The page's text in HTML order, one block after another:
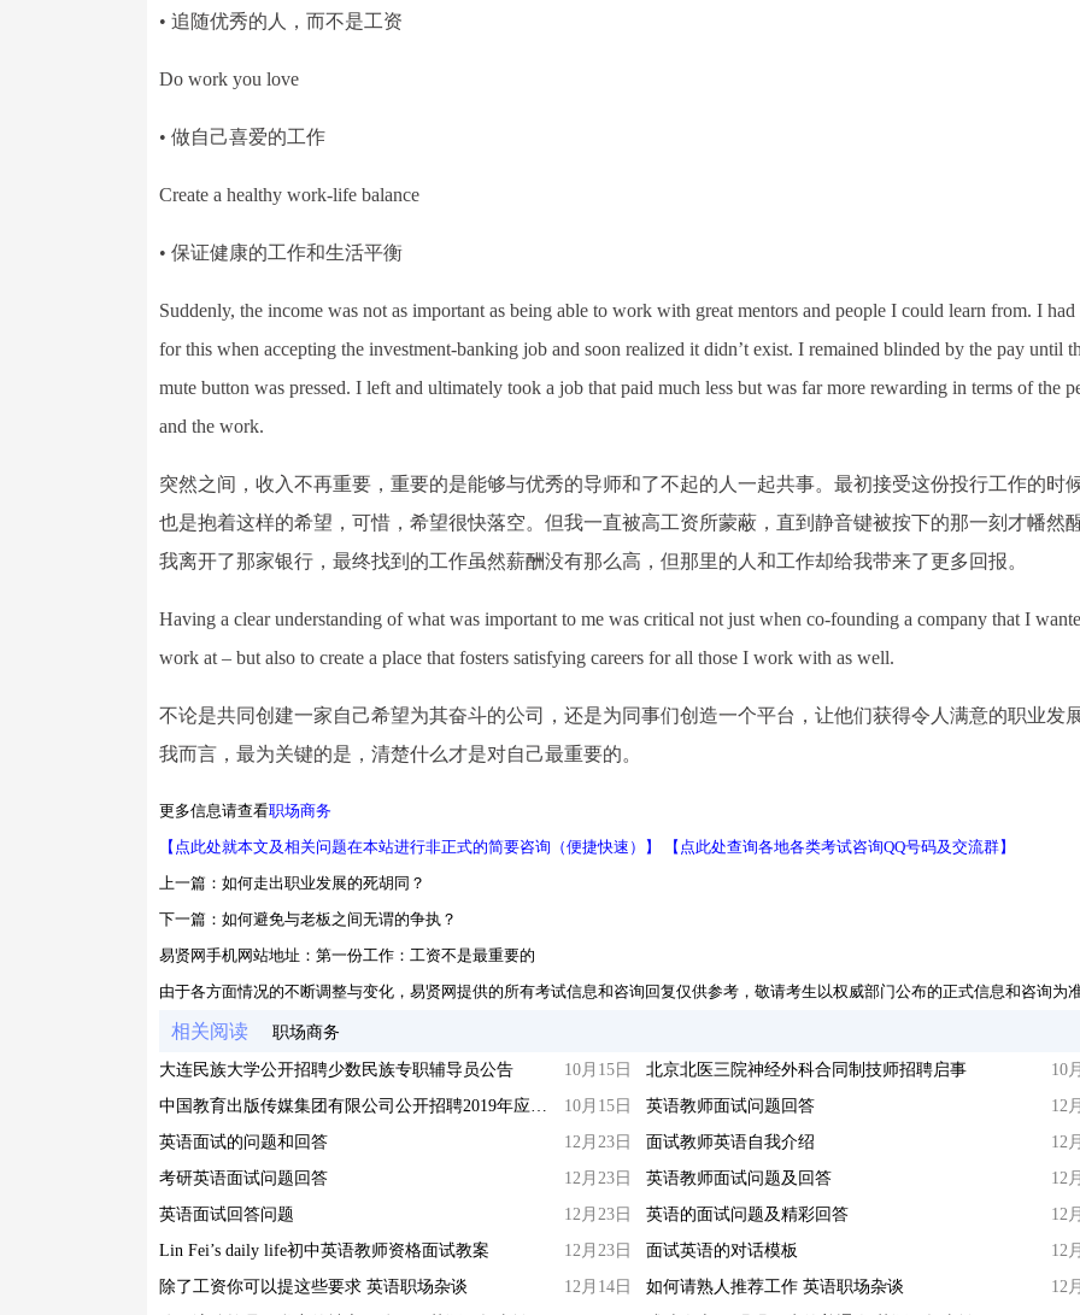
• 追随优秀的人，而不是工资
Do work you love
• 做自己喜爱的工作
Create a healthy work-life balance
• 保证健康的工作和生活平衡
Suddenly, the income was not as important as being able to work with great mentors and people I could learn from. I had
for this when accepting the investment-banking job and soon realized it didn’t exist. I remained blinded by the pay until
mute button was pressed. I left and ultimately took a job that paid much less but was far more rewarding in terms of the
and the work.
突然之间，收入不再重要，重要的是能够与优秀的导师和了不起的人一起共事。最初接受这份投行工作的时
也是抱着这样的希望，可惜，希望很快落空。但我一直被高工资所蒙蔽，直到静音键被按下的那一刻才幡然醒
我离开了那家银行，最终找到的工作虽然薪酬没有那么高，但那里的人和工作却给我带来了更多回报。
Having a clear understanding of what was important to me was critical not just when co-founding a company that I
work at – but also to create a place that fosters satisfying careers for all those I work with as well.
不论是共同创建一家自己希望为其奋斗的公司，还是为同事们创造一个平台，让他们获得令人满意的职业发
我而言，最为关键的是，清楚什么才是对自己最重要的。
更多信息请查看职场商务
【点此处就本文及相关问题在本站进行非正式的简要咨询（便捷快速）】
【点此处查询各地各类考试咨询QQ号码及交流群】
上一篇： 如何走出职业发展的死胡同？
下一篇： 如何避免与老板之间无谓的争执？
易贤网手机网站地址： 第一份工作：工资不是最重要的
由于各方面情况的不断调整与变化，易贤网提供的所有考试信息和咨询回复仅供参考，敬请考生以权威部门公布的正式信息和咨询为
相关阅读 职场商务
大连民族大学公开招聘少数民族专职辅导员公告 10月15日 北京北医三院神经外科合同制技师招聘启事
10
中国教育出版传媒集团有限公司公开招聘2019年应届高校毕业生公告
10月15日 英语教师面试问题回答
12
英语面试的问题和回答
12月23日 面试教师英语自我介绍
12
考研英语面试问题回答
12月23日 英语教师面试问题及回答
12
英语面试回答问题
12月23日 英语的面试问题及精彩回答
12
Lin Fei’s daily life初中英语教师资格面试教案
12月23日 面试英语的对话模板
12
除了工资你可以提这些要求 英语职场杂谈
12月14日 如何请熟人推荐工作 英语职场杂谈
12